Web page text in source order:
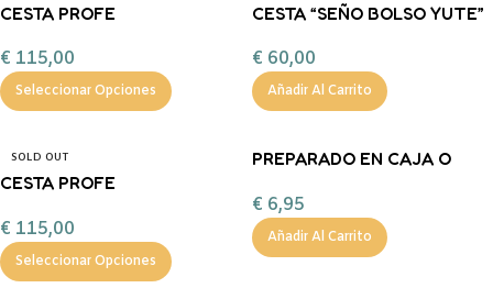
CESTA PROFE
€ 115,00
Seleccionar Opciones
CESTA “SEÑO BOLSO YUTE”
€ 60,00
Añadir Al Carrito
SOLD OUT
CESTA PROFE
€ 115,00
Seleccionar Opciones
PREPARADO EN CAJA O
PAPEL CELOFAN – CAJA
MEDIANA PLEGABLE
€ 6,95
Añadir Al Carrito